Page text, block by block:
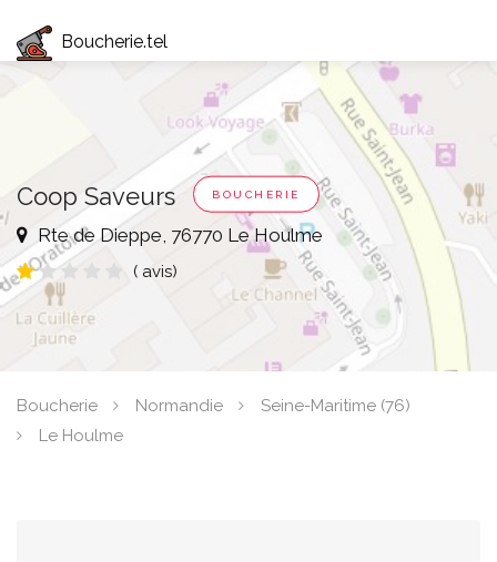
Boucherie.tel
Coop Saveurs BOUCHERIE
Rte de Dieppe, 76770 Le Houlme
( avis)
Boucherie Normandie
Seine-Maritime (76)
Le Houlme